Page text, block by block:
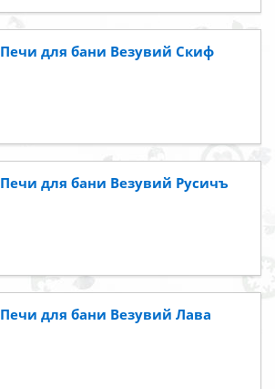
Печи для бани Везувий Скиф
Печи для бани Везувий Русичъ
Печи для бани Везувий Лава